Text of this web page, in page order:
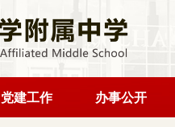
党建工作 办事公开